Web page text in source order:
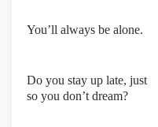
You’ll always be alone.
Do you stay up late, just
so you don’t dream?